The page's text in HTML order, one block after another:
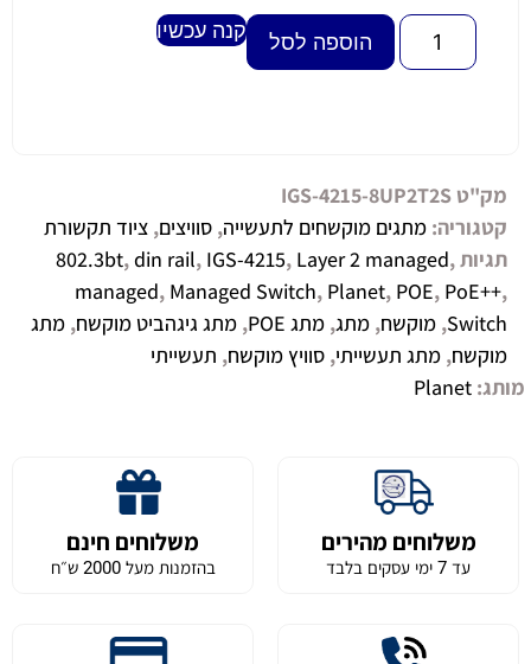
הוספה לסל קנה עכשיו
מק"ט IGS-4215-8UP2T2S
קטגוריה: מתגים מוקשחים לתעשייה, סוויצים, ציוד תקשורת
תגיות
802.3bt,din rail, IGS-4215, Layer 2 managed,
managed, Managed Switch, Planet, POE, PoE++,
Switch
, מוקשח, מתג, מתג POE , מתג גיגהביט מוקשח, מתג
מוקשח, מתג תעשייתי, סוויץ מוקשח, תעשייתי
מותג:Planet
משלוחים מהירים
עד 7 ימי עסקים בלבד
משלוחים חינם
בהזמנות מעל 2000 ש״ח